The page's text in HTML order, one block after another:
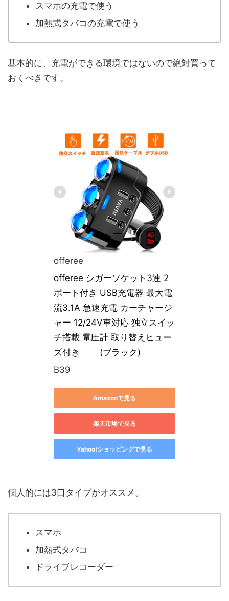
スマホの充電で使う
加熱式タバコの充電で使う
基本的に、充電ができる環境ではないので絶対買って
おくべきです。
offeree
offeree シガーソケット3連 2
ポート付き USB充電器 最大電
流3.1A 急速充電 カーチャージ
ャー 12/24V車対応 独立スイッ
チ搭載 電圧計 取り替えヒュー
ズ付き　　 (ブラック)
B39
Amazonで見る
楽天市場で見る
Yahoo!ショッピングで見る
個人的には3口タイプがオススメ。
スマホ
加熱式タバコ
ドライブレコーダー